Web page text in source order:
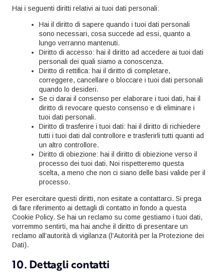
Hai i seguenti diritti relativi ai tuoi dati personali:
Hai il diritto di sapere quando i tuoi dati personali
sono necessari, cosa succede ad essi, quanto a
lungo verranno mantenuti.
Diritto di accesso: hai il diritto ad accedere ai tuoi dati
personali dei quali siamo a conoscenza.
Diritto di rettifica: hai il diritto di completare,
correggere, cancellare o bloccare i tuoi dati personali
quando lo desideri.
Se ci darai il consenso per elaborare i tuoi dati, hai il
diritto di revocare questo consenso e di eliminare i
tuoi dati personali.
Diritto di trasferire i tuoi dati: hai il diritto di richiedere
tutti i tuoi dati dal controllore e trasferirli tutti quanti ad
un altro controllore.
Diritto di obiezione: hai il diritto di obiezione verso il
processo dei tuoi dati. Noi rispetteremo questa
scelta, a meno che non ci siano delle basi valide per il
processo.
Per esercitare questi diritti, non esitate a contattarci. Si prega
di fare riferimento ai dettagli di contatto in fondo a questa
Cookie Policy. Se hai un reclamo su come gestiamo i tuoi dati,
vorremmo sentirti, ma hai anche il diritto di presentare un
reclamo all’autorità di vigilanza (l’Autorità per la Protezione dei
Dati).
10. Dettagli contatti